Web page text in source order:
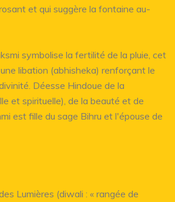
et qui suggère la fontaine au-
symbolise la fertilité de la pluie, cet
libation (abhisheka) renforçant le
Déesse Hindoue de la
et spirituelle), de la beauté et de
est fille du sage Bihru et l'épouse de
Lumières (diwali : « rangée de